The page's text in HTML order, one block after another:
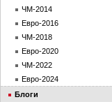
ЧМ-2014
Евро-2016
ЧМ-2018
Евро-2020
ЧМ-2022
Евро-2024
Блоги